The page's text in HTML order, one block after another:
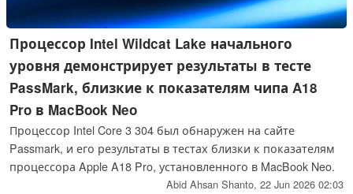
Процессор Intel Wildcat Lake начального
уровня демонстрирует результаты в тесте
PassMark, близкие к показателям чипа A18
Pro в MacBook Neo
Процессор Intel Core 3 304 был обнаружен на сайте
Passmark, и его результаты в тестах близки к показателям
процессора Apple A18 Pro, установленного в MacBook Neo.
Abid Ahsan Shanto, 22 Jun 2026 02:03